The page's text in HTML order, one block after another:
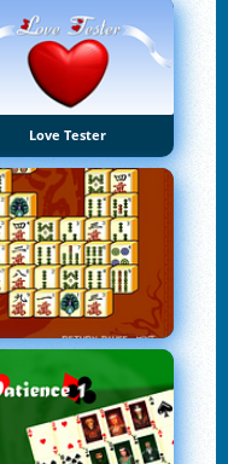
Love Tester